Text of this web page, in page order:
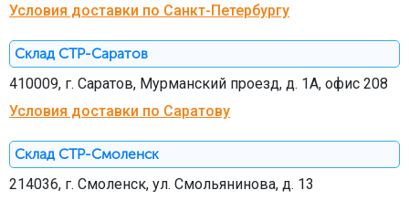
Условия доставки по Санкт-Петербургу
Склад СТР-Саратов
410009, г. Саратов, Мурманский проезд, д. 1А, офис 208
Условия доставки по Саратову
Склад СТР-Смоленск
214036, г. Смоленск, ул. Смольянинова, д. 13